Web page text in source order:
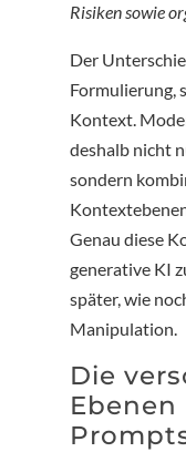
Risiken sowie
Der
Formulierung,
Kontext.
deshalb nicht
sondern
Genau diese
generative KI
später, wie
Manipulation.
Die